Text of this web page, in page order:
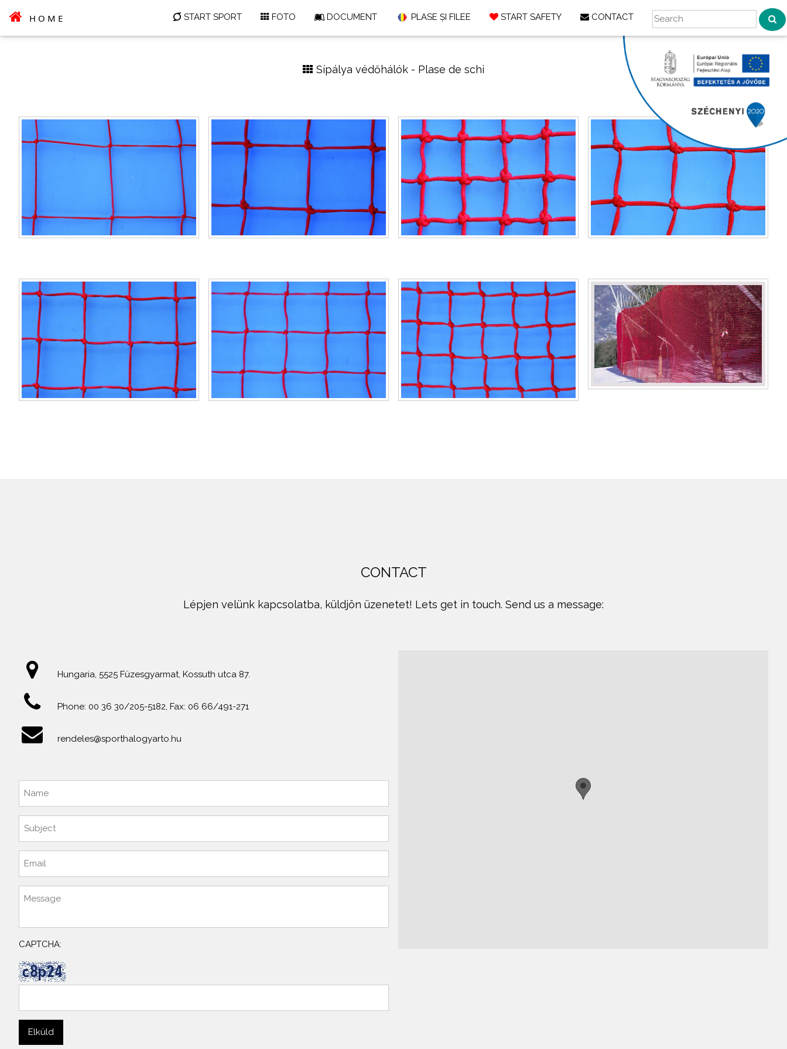
HOME START SPORT FOTO DOCUMENT PLASE ȘI FILEE START SAFETY CONTACT
Sí­pálya védőhálók - Plase de schi
CONTACT
Lépjen velünk kapcsolatba, küldjön üzenetet! Lets get in touch. Send us a message:
Hungaria, 5525 Füzesgyarmat, Kossuth utca 87.
Phone: 00 36 30/205-5182, Fax: 06 66/491-271
rendeles@sporthalogyarto.hu
CAPTCHA: